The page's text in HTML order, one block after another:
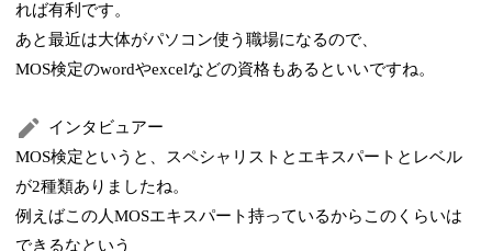
れば有利です。
あと最近は大体がパソコン使う職場になるので、
MOS検定のwordやexcelなどの資格もあるといいですね。
インタビュアー
MOS検定というと、スペシャリストとエキスパートとレベル
が2種類ありましたね。
例えばこの人MOSエキスパート持っているからこのくらいは
できるなという